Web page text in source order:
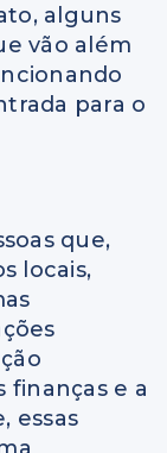
alguns
vão além
para o
que,
locais,
finanças e a
essas